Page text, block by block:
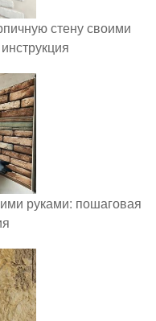
стену своими
руками: пошаговая